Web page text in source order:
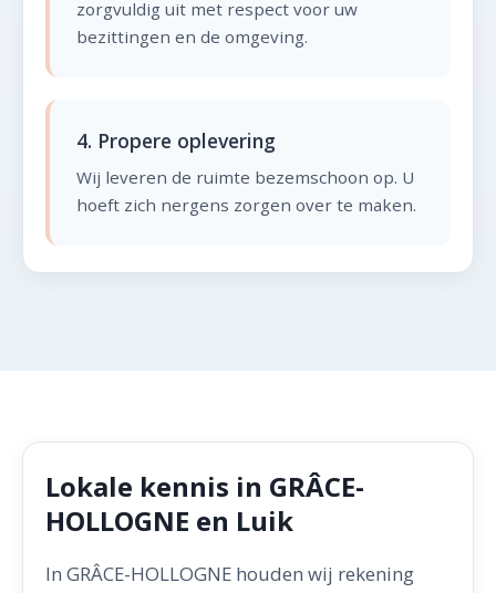
zorgvuldig uit met respect voor uw
bezittingen en de omgeving.
4. Propere oplevering
Wij leveren de ruimte bezemschoon op. U
hoeft zich nergens zorgen over te maken.
Lokale kennis in GRÂCE-
HOLLOGNE en Luik
In GRÂCE-HOLLOGNE houden wij rekening